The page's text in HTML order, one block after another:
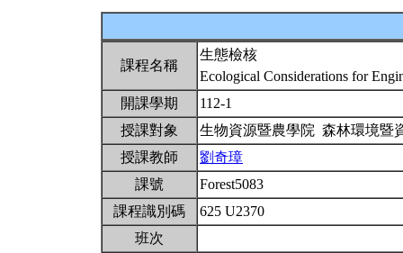
課程名稱
生態檢核
Ecological Considerations for
開課學期
112-1
授課對象
生物資源暨農學院 森林環境暨
授課教師
劉奇璋
課號
Forest5083
課程識別碼
625 U2370
班次